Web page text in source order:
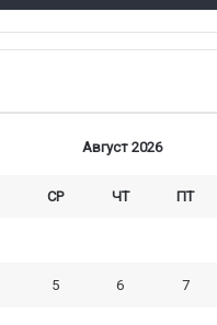
Август 2026
СР ЧТ ПТ
5 6 7